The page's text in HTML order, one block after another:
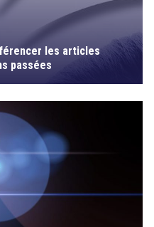
les articles
passées